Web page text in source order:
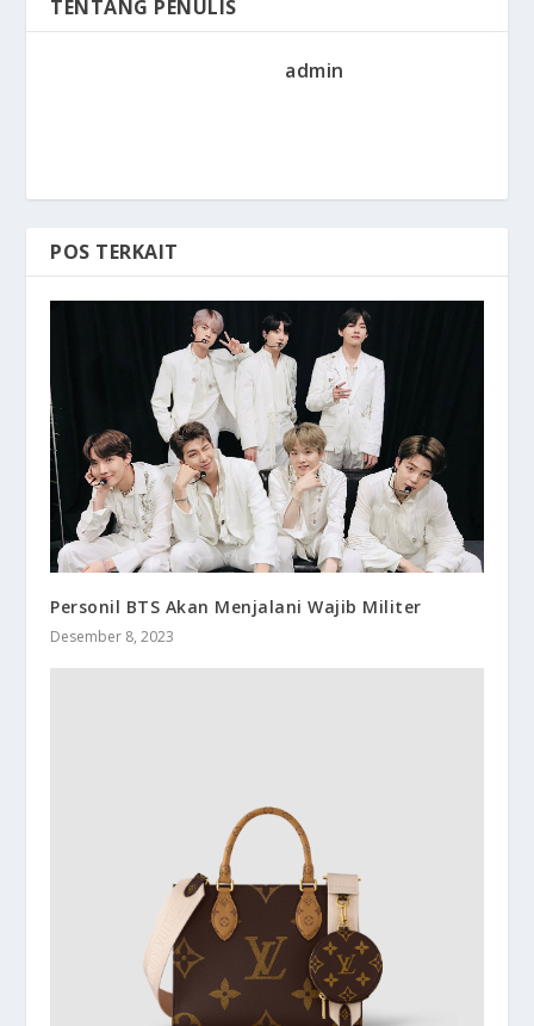
TENTANG PENULIS
admin
POS TERKAIT
Personil BTS Akan Menjalani Wajib Militer
Desember 8, 2023